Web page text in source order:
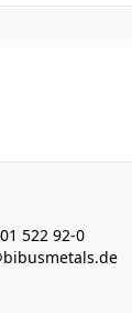
522 92-0